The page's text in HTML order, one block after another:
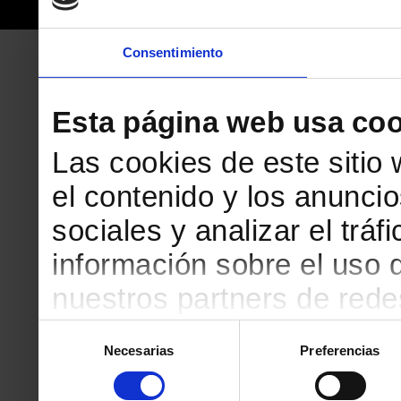
Consentimiento
Esta página web usa
Las cookies de este sitio
el contenido y los
sociales y analizar el
información sobre el uso
nuestros partners de
que les haya
consentimiento
Necesarias Preferencias